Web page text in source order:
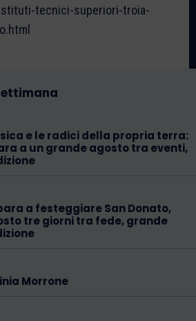
tecnici-superiori-troia-
e le radici della propria terra:
a un grande agosto tra eventi,
a festeggiare San Donato,
tre giorni tra fede, grande
Morrone